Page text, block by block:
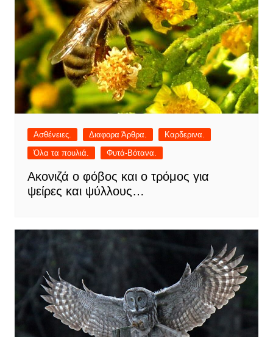
Ασθένειες. Διαφορα Άρθρα.
Καρδερινα.
Όλα τα πουλιά.
Φυτά-Βότανα.
Ακονιζά ο φόβος και ο τρόμος για
ψείρες και ψύλλους…